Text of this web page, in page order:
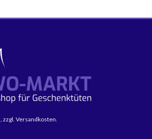
zzgl. Versandkosten.